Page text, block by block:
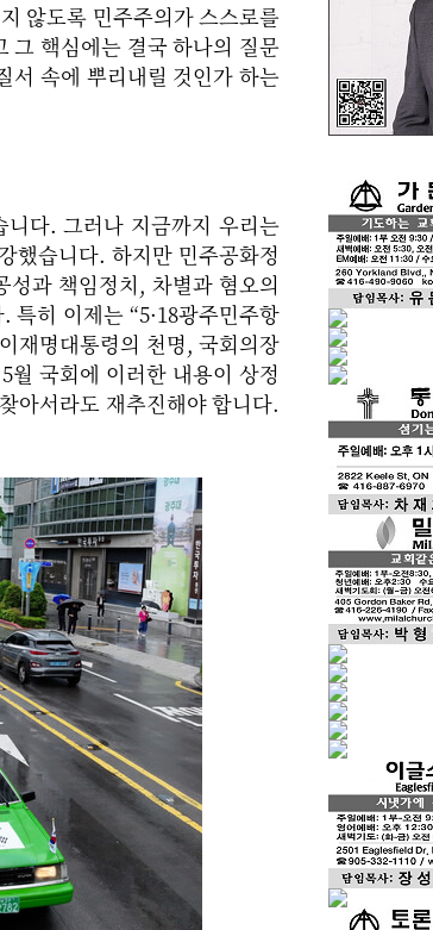
않도록 민주주의가 스스로를
그 핵심에는 결국 하나의 질문
서 속에 뿌리내릴 것인가 하는
다. 그러나 지금까지 우리는
했습니다. 하지만 민주공화정
과 책임정치, 차별과 혐오의
히 이제는 “5·18광주민주항
재명대통령의 천명, 국회의장
국회에 이러한 내용이 상정
아서라도 재추진해야 합니다.